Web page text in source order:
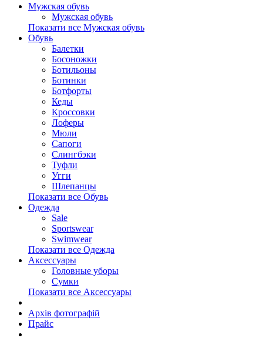
Мужская обувь
Мужская обувь
Показати все Мужская обувь
Обувь
Балетки
Босоножки
Ботильоны
Ботинки
Ботфорты
Кеды
Кроссовки
Лоферы
Мюли
Сапоги
Слингбэки
Туфли
Угги
Шлепанцы
Показати все Обувь
Одежда
Sale
Sportswear
Swimwear
Показати все Одежда
Аксессуары
Головные уборы
Сумки
Показати все Аксессуары
Архів фотографій
Прайс